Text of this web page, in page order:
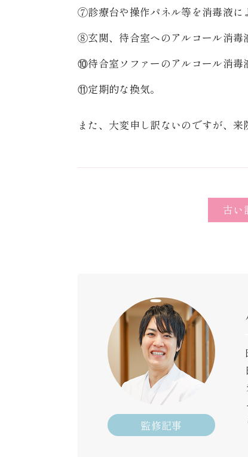
⑦診療台や操作パネル等を消毒液に
⑧玄関、待合室へのアルコール消毒
⑩待合室ソファーのアルコール消毒
⑪定期的な換気。
また、大変申し訳ないのですが、
古い
監修記事